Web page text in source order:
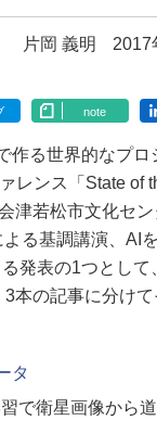
片岡 義明 2017
note
る世界的なプロ
レンス「State of
津若松市文化セ
る基調講演、AI
発表の1つとして
本の記事に分け
タ
で衛星画像から